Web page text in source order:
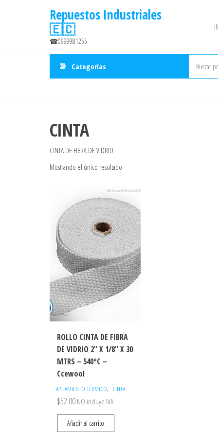
Repuestos Industriales
🇪🇨
☎0999981255
Categorías
CINTA
CINTA DE FIBRA DE VIDRIO
Mostrando el único resultado
ROLLO CINTA DE FIBRA
DE VIDRIO 2″ X 1/8″ X 30
MTRS – 540°C –
Ccewool
AISLAMIENTO TÉRMICO, CINTA
$52.00 NO incluye IVA
Añadir al carrito